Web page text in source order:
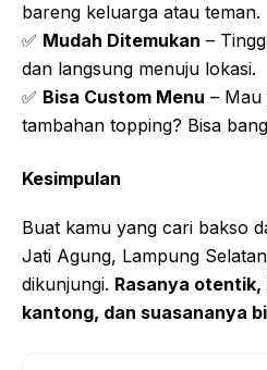
bareng keluarga atau teman.
✅ Mudah Ditemukan –
dan langsung menuju lokasi.
✅ Bisa Custom Menu – Mau
tambahan topping? Bisa
Kesimpulan
Buat kamu yang cari bakso
Jati Agung, Lampung
dikunjungi. Rasanya
kantong, dan suasananya